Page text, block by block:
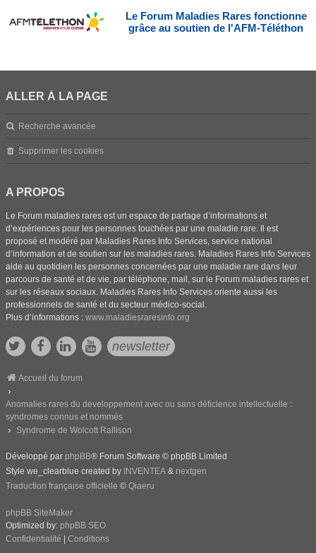
Le Forum Maladies Rares fonctionne
grâce au soutien de l'AFM-Téléthon
ALLER À LA PAGE
Recherche avancée
Supprimer les cookies
A PROPOS
Le Forum maladies rares est un espace de partage d’informations et
d’expériences pour les personnes touchées par une maladie rare. Il est
proposé et modéré par Maladies Rares Info Services, service national
d’information et de soutien sur les maladies rares. Maladies Rares Info Services
aide au quotidien les personnes concernées par une maladie rare dans leur
parcours de santé et de vie, par téléphone, mail, sur le Forum maladies rares et
sur les réseaux sociaux. Maladies Rares Info Services oriente aussi les
professionnels de santé et du secteur médico-social.
Plus d’informations : www.maladiesraresinfo.org
newsletter
Accueil du forum
Anomalies rares du developpement avec ou sans déficience intellectuelle :
syndromes connus et nommés
Syndrome de Wolcott Rallison
Développé par phpBB® Forum Software © phpBB Limited
Style we_clearblue created by INVENTEA & nextgen
Traduction française officielle © Qiaeru
phpBB SiteMaker
Optimized by: phpBB SEO
Confidentialité
Conditions